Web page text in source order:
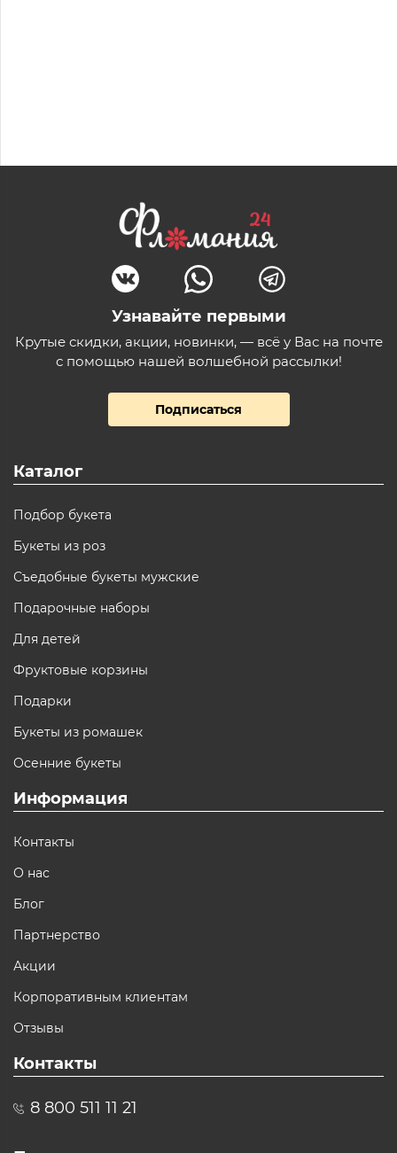
Узнавайте первыми
Крутые скидки, акции, новинки, — всё у Вас на почте
с помощью нашей волшебной рассылки!
Подписаться
Каталог
Подбор букета
Букеты из роз
Съедобные букеты мужские
Подарочные наборы
Для детей
Фруктовые корзины
Подарки
Букеты из ромашек
Осенние букеты
Информация
Контакты
О нас
Блог
Партнерство
Акции
Корпоративным клиентам
Отзывы
Контакты
8 800 511 11 21